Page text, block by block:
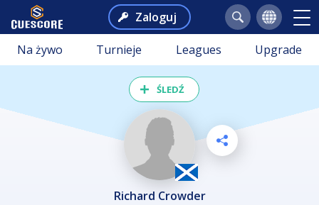
Zaloguj
Na żywo Turnieje Leagues Upgrade
ŚLEDŹ
Richard Crowder